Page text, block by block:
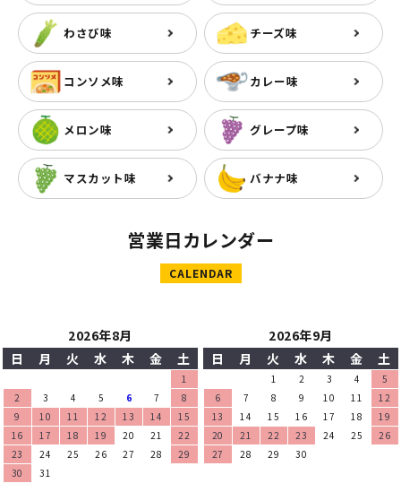
わさび味 チーズ味
コンソメ味 カレー味
メロン味 グレープ味
マスカット味 バナナ味
営業日カレンダー
CALENDAR
2026年8月
日
月 火 水 木 金 土
1
2
3 4 5 6 7
8
9
10 11 12 13 14
15
16
17 18 19 20 21
22
23
24 25 26 27 28
29
30
31
2026年9月
日
月 火 水 木 金 土
1 2 3 4
5
6
7 8 9 10 11
12
13
14 15 16 17 18
19
20
21 22 23 24 25
26
27
28 29 30